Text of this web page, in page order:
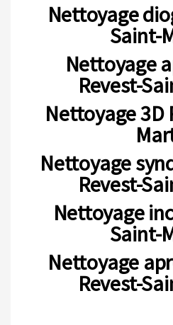
Nettoyage
Saint-
Nettoyage
Revest-
Nettoyage 3D
Nettoyage
Revest-
Nettoyage
Saint-
Nettoyage
Revest-